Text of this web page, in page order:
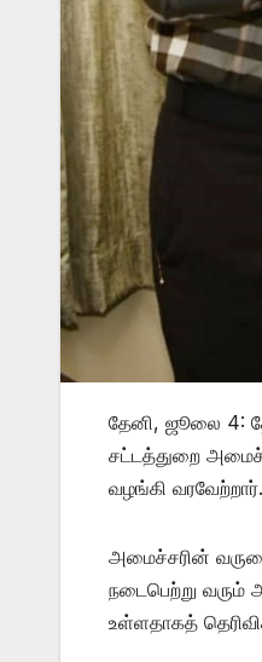
தேனி, ஜூலை 4:
சட்டத்துறை
வழங்கி வரவேற்றார்.
அமைச்சரின்
நடைபெற்று
உள்ளதாகத்